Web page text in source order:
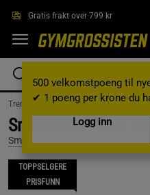
Gratis frakt over 799 kr
500 velkomstpoeng til
✔ 1 poeng per krone du
Logg inn
Treningsutstyr & tilbehør /
Smartshake Slim
Smartshake
TOPPSELGERE
PRISFUNN